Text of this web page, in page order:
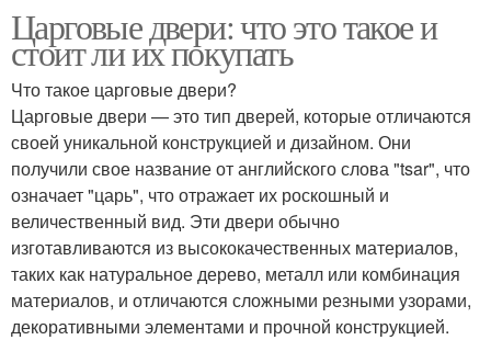
Царговые двери: что это такое и
стоит ли их покупать
Что такое царговые двери?
Царговые двери — это тип дверей, которые отличаются
своей уникальной конструкцией и дизайном. Они
получили свое название от английского слова "tsar", что
означает "царь", что отражает их роскошный и
величественный вид. Эти двери обычно
изготавливаются из высококачественных материалов,
таких как натуральное дерево, металл или комбинация
материалов, и отличаются сложными резными узорами,
декоративными элементами и прочной конструкцией.